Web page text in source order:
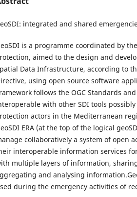
integrated and shared
is a programme coordinated by
aimed to the design and
Data Infrastructure, according to
using open source software
follows the OGC Standards
with other SDI tools
actors in the Mediterranean
ERA (at the top of the logical
collaboratively a system of open
interoperable information services
multiple layers of information,
and analysing
during the emergency activities of